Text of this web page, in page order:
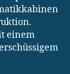
einem